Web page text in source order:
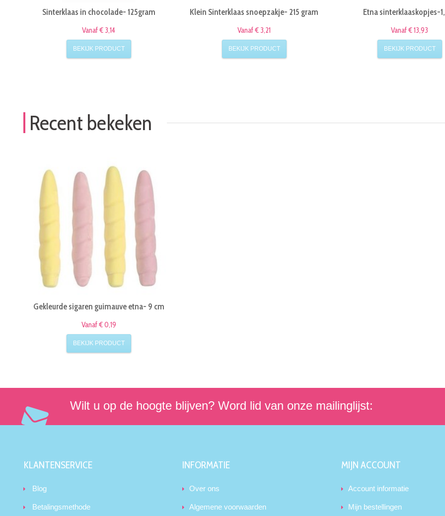
Sinterklaas in chocolade- 125gram
Vanaf € 3,14
BEKIJK PRODUCT
Klein Sinterklaas snoepzakje- 215 gram
Vanaf € 3,21
BEKIJK PRODUCT
Etna sinterklaaskopjes-
Vanaf € 13,93
BEKIJK PRODUCT
Recent bekeken
Gekleurde sigaren guimauve etna- 9 cm
Vanaf € 0,19
BEKIJK PRODUCT
Wilt u op de hoogte blijven? Word lid van onze mailinglijst:
KLANTENSERVICE
Blog
Betalingsmethode
INFORMATIE
Over ons
Algemene voorwaarden
MIJN ACCOUNT
Account informatie
Mijn bestellingen